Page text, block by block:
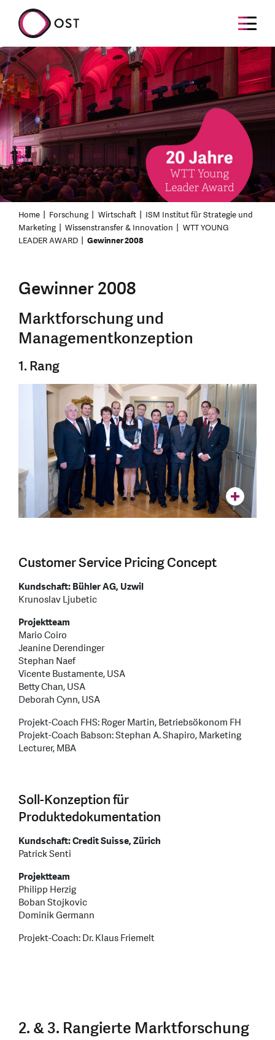
Home Forschung Wirtschaft
ISM Institut für Strategie und
Marketing
Wissenstransfer & Innovation
WTT YOUNG
LEADER AWARD
Gewinner 2008
Gewinner 2008
Marktforschung und
Managementkonzeption
1. Rang
Customer Service Pricing Concept
Kundschaft: Bühler AG, Uzwil
Krunoslav Ljubetic
Projektteam
Mario Coiro
Jeanine Derendinger
Stephan Naef
Vicente Bustamente, USA
Betty Chan, USA
Deborah Cynn, USA
Projekt-Coach FHS: Roger Martin, Betriebsökonom FH
Projekt-Coach Babson: Stephan A. Shapiro, Marketing
Lecturer, MBA
Soll-Konzeption für
Produktedokumentation
Kundschaft: Credit Suisse, Zürich
Patrick Senti
Projektteam
Philipp Herzig
Boban Stojkovic
Dominik Germann
Projekt-Coach: Dr. Klaus Friemelt
2. & 3. Rangierte Marktforschung